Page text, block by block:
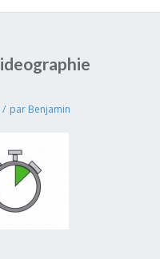
/ par Benjamin